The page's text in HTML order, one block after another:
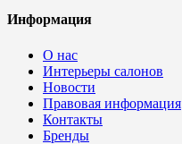
Информация
О нас
Интерьеры салонов
Новости
Правовая информация
Контакты
Бренды